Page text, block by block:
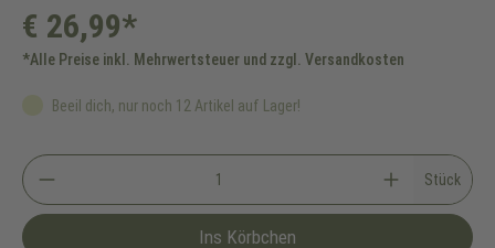
€ 26,99*
*Alle Preise inkl. Mehrwertsteuer und zzgl. Versandkosten
Beeil dich, nur noch 12 Artikel auf Lager!
Stück
Ins Körbchen